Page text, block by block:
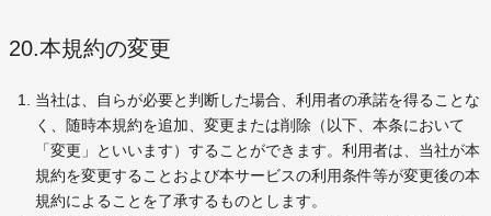
20.本規約の変更
当社は、自らが必要と判断した場合、利用者の承諾を得ることな
く、随時本規約を追加、変更または削除（以下、本条において
「変更」といいます）することができます。利用者は、当社が本
規約を変更することおよび本サービスの利用条件等が変更後の本
規約によることを了承するものとします。